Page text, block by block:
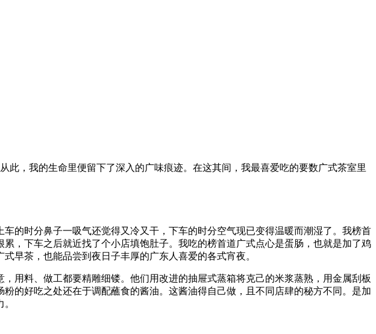
，我的生命里便留下了深入的广味痕迹。在这其间，我最喜爱吃的要数广式茶室里
的时分鼻子一吸气还觉得又冷又干，下车的时分空气现已变得温暖而潮湿了。我榜首
，下车之后就近找了个小店填饱肚子。我吃的榜首道广式点心是蛋肠，也就是加了鸡
早茶，也能品尝到夜日子丰厚的广东人喜爱的各式宵夜。
用料、做工都要精雕细镂。他们用改进的抽屉式蒸箱将克己的米浆蒸熟，用金属刮板
的好吃之处还在于调配蘸食的酱油。这酱油得自己做，且不同店肆的秘方不同。是加